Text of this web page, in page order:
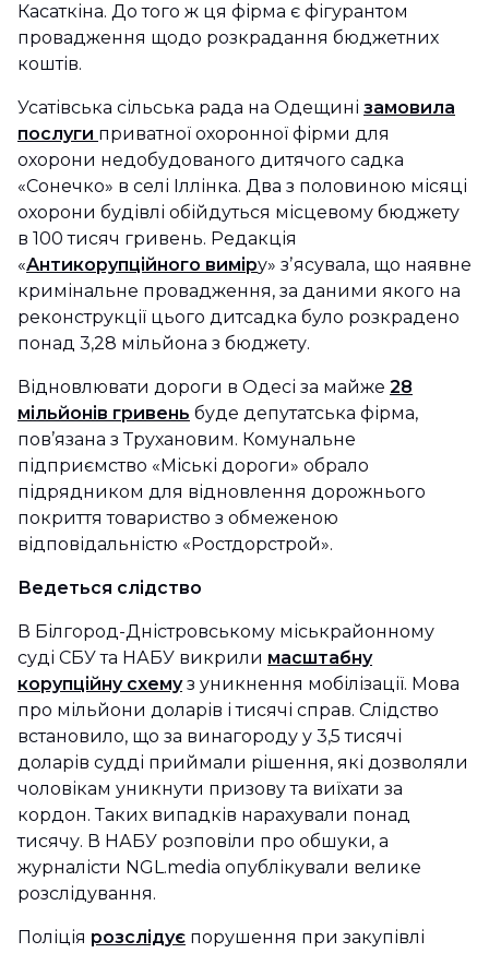
Касаткіна. До того ж ця фірма є фігурантом
провадження щодо розкрадання бюджетних
коштів.
Усатівська сільська рада на Одещині замовила
послуги приватної охоронної фірми для
охорони недобудованого дитячого садка
«Сонечко» в селі Іллінка. Два з половиною місяці
охорони будівлі обійдуться місцевому бюджету
в 100 тисяч гривень. Редакція
«Антикорупційного виміру» зʼясувала, що наявне
кримінальне провадження, за даними якого на
реконструкції цього дитсадка було розкрадено
понад 3,28 мільйона з бюджету.
Відновлювати дороги в Одесі за майже 28
мільйонів гривень буде депутатська фірма,
пов’язана з Трухановим. Комунальне
підприємство «Міські дороги» обрало
підрядником для відновлення дорожнього
покриття товариство з обмеженою
відповідальністю «Ростдорстрой».
Ведеться слідство
В Білгород-Дністровському міськрайонному
суді СБУ та НАБУ викрили масштабну
корупційну схемуз уникнення мобілізації. Мова
про мільйони доларів і тисячі справ. Слідство
встановило, що за винагороду у 3,5 тисячі
доларів судді приймали рішення, які дозволяли
чоловікам уникнути призову та виїхати за
кордон. Таких випадків нарахували понад
тисячу. В НАБУ розповіли про обшуки, а
журналісти NGL.media опублікували велике
розслідування.
Поліція розслідує порушення при закупівлі